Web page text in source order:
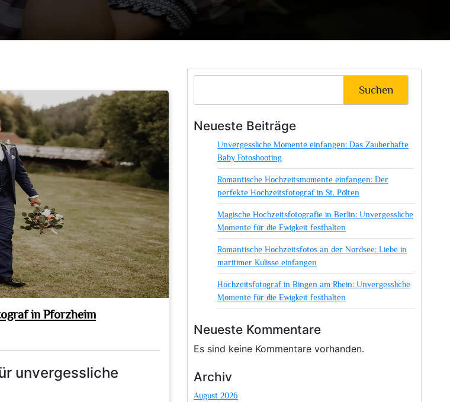
in Pforzheim
unvergessliche
Suchen
Neueste Beiträge
Unvergessliche Momente einfangen: Das Zauberhafte
Baby Fotoshooting
Romantische Hochzeitsmomente einfangen: Der
perfekte Hochzeitsfotograf in St. Pölten
Magische Hochzeitsfotografie in Berlin: Unvergessliche
Momente für die Ewigkeit festhalten
Romantische Hochzeitsfotos an der Nordsee: Liebe in
maritimer Kulisse einfangen
Hochzeitsfotograf in Bingen am Rhein: Unvergessliche
Momente für die Ewigkeit festhalten
Neueste Kommentare
Es sind keine Kommentare vorhanden.
Archiv
August 2026